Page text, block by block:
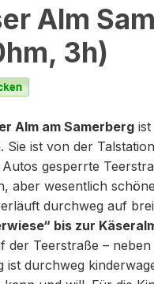
Alm
3h)
Alm am Samerbergist
Sie ist von der
gesperrte
aber wesentlich
durchweg auf
bis zur
der Teerstraße –
ist durchweg